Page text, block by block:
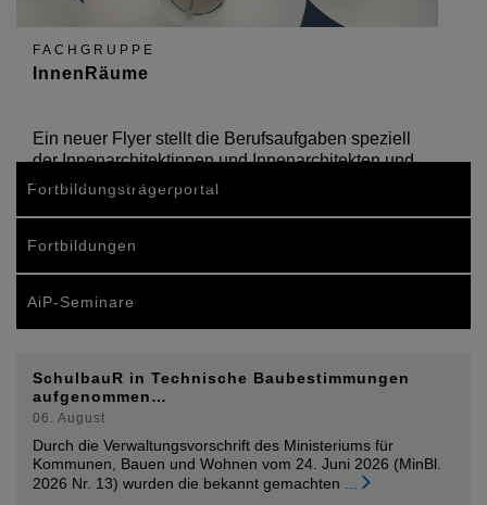
FACHGRUPPE
InnenRäume
Ein neuer Flyer stellt die Berufsaufgaben speziell
der Innenarchitektinnen und Innenarchitekten und
damit ein faszinierend breites Berufsspektrum vor
Fortbildungsträgerportal
Fortbildungen
AiP-Seminare
SchulbauR in Technische Baubestimmungen
aufgenommen…
06. August
Durch die Verwaltungsvorschrift des Ministeriums für
Kommunen, Bauen und Wohnen vom 24. Juni 2026 (MinBl.
2026 Nr. 13) wurden die bekannt gemachten ...